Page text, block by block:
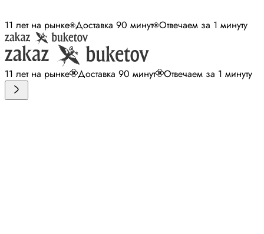
11 лет на рынке Доставка 90 минут Отвечаем за 1 минуту
11 лет на рынке Доставка 90 минут Отвечаем за 1 минуту